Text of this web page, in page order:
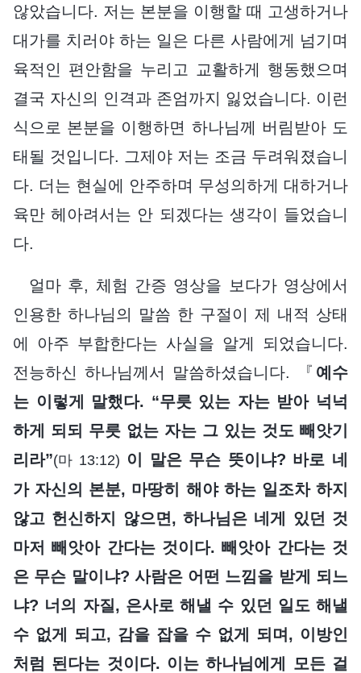
않았습니다. 저는 본분을 이행할 때 고생하거나
대가를 치러야 하는 일은 다른 사람에게 넘기며
육적인 편안함을 누리고 교활하게 행동했으며
결국 자신의 인격과 존엄까지 잃었습니다. 이런
식으로 본분을 이행하면 하나님께 버림받아 도
태될 것입니다. 그제야 저는 조금 두려워졌습니
다. 더는 현실에 안주하며 무성의하게 대하거나
육만 헤아려서는 안 되겠다는 생각이 들었습니
다.
얼마 후, 체험 간증 영상을 보다가 영상에서
인용한 하나님의 말씀 한 구절이 제 내적 상태
에 아주 부합한다는 사실을 알게 되었습니다.
전능하신 하나님께서 말씀하셨습니다. 『 예수
는 이렇게 말했다. “무릇 있는 자는 받아 넉넉
하게 되되 무릇 없는 자는 그 있는 것도 빼앗기
리라”(마 13:12) 이 말은 무슨 뜻이냐? 바로 네
가 자신의 본분, 마땅히 해야 하는 일조차 하지
않고 헌신하지 않으면, 하나님은 네게 있던 것
마저 빼앗아 간다는 것이다. 빼앗아 간다는 것
은 무슨 말이냐? 사람은 어떤 느낌을 받게 되느
냐? 너의 자질, 은사로 해낼 수 있던 일도 해낼
수 없게 되고, 감을 잡을 수 없게 되며, 이방인
처럼 된다는 것이다. 이는 하나님에게 모든 걸